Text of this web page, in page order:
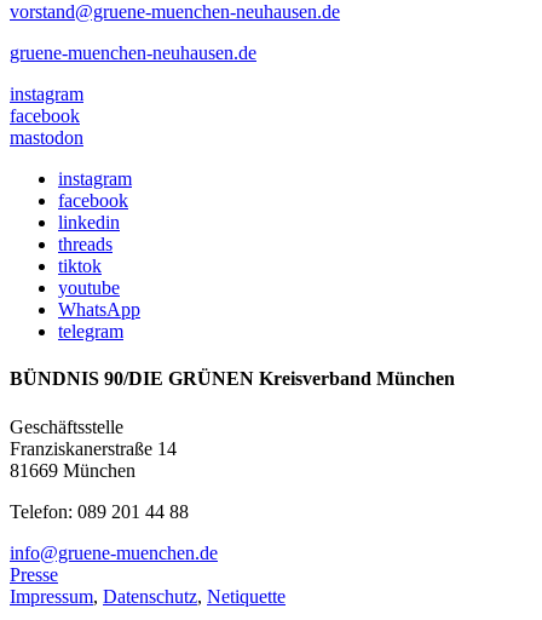
vorstand@gruene-muenchen-neuhausen.de
gruene-muenchen-neuhausen.de
instagram
facebook
mastodon
instagram
facebook
linkedin
threads
tiktok
youtube
WhatsApp
telegram
BÜNDNIS 90/DIE GRÜNEN Kreisverband München
Geschäftsstelle
Franziskanerstraße 14
81669 München
Telefon: 089 201 44 88
info@gruene-muenchen.de
Presse
Impressum, Datenschutz, Netiquette